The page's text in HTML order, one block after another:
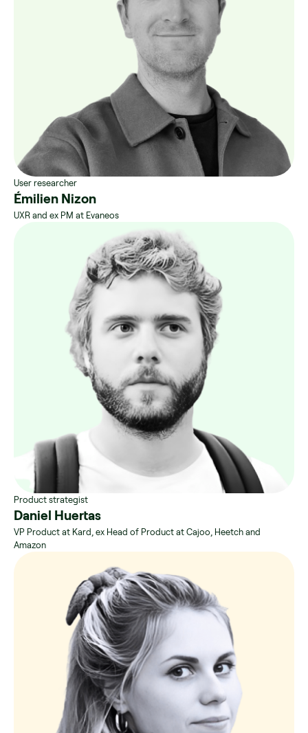
User researcher
Émilien Nizon
UXR and ex PM at Evaneos
Product strategist
Daniel Huertas
VP Product at Kard, ex Head of Product at Cajoo, Heetch and
Amazon